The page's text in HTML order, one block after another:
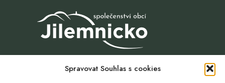
Spravovat Souhlas s cookies